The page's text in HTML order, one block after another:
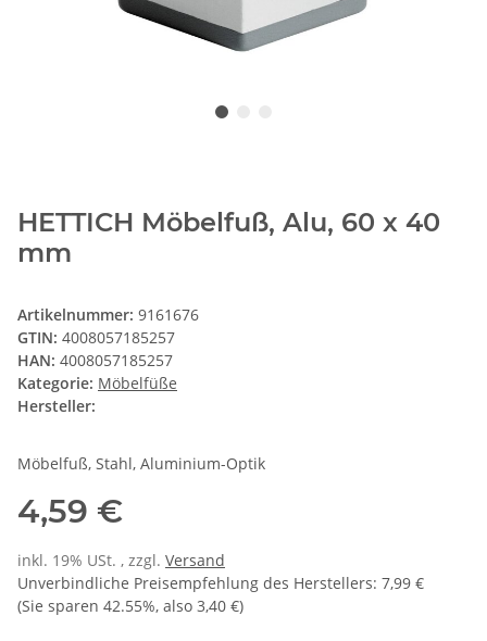
HETTICH Möbelfuß, Alu, 60 x 40
mm
Artikelnummer: 9161676
GTIN: 4008057185257
HAN: 4008057185257
Kategorie: Möbelfüße
Hersteller:
Möbelfuß, Stahl, Aluminium-Optik
4,59 €
inkl. 19% USt. , zzgl. Versand
Unverbindliche Preisempfehlung des Herstellers: 7,99 €
(Sie sparen 42.55%, also 3,40 €)